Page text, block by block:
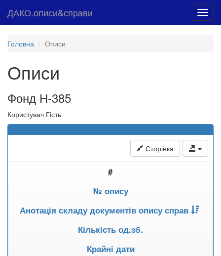
ДАКО.описи&справи
Головна Описи
Описи
Фонд Н-385
Користувач Гість
Сторінка
#
№ опису
Анотація складу документів опису справ
Кількість од.зб.
Крайні дати